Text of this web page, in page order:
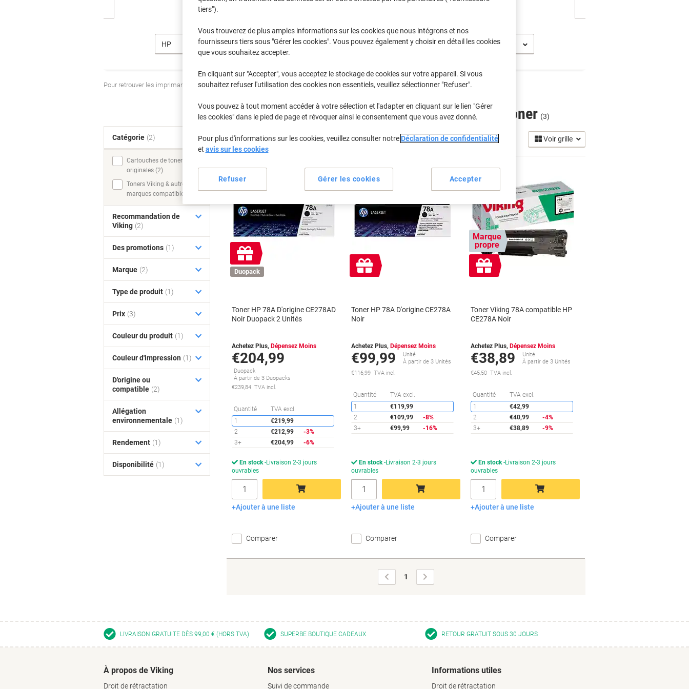
HP Laserjet Professional P HP Laserjet Professional P 1600
Pour retrouver les imprimantes listées et/ou les cartouches précédemment achetéesSe connecter
HP Laserjet Professional P 1600 Cartouches Toner (3)
Trier par : Voir grille
Cadeau
gratuit
Duopack
Toner HP 78A D'origine CE278AD
Noir Duopack 2 Unités
Achetez Plus, Dépensez Moins
€204,99
Duopack
À partir de 3 Duopacks
€239,84 TVA incl.
Quantité TVA excl.
Économies
1
€219,99
2
€212,99
-3%
3+
€204,99 -6%
En stock Livraison 2-3 jours
ouvrables
Quantité
Ajouter au panier
Ajouter à une liste
Comparer
Cadeau
gratuit
Toner HP 78A D'origine CE278A
Noir
Achetez Plus, Dépensez Moins
€99,99
Unité
À partir de 3 Unités
€116,99 TVA incl.
Quantité TVA excl.
Économies
1
€119,99
2
€109,99
-8%
3+
€99,99 -16%
En stock Livraison 2-3 jours
ouvrables
Quantité
Ajouter au panier
Ajouter à une liste
Comparer
Marque
propre
Cadeau
gratuit
Toner Viking 78A compatible HP
CE278A Noir
Achetez Plus, Dépensez Moins
€38,89
Unité
À partir de 3 Unités
€45,50 TVA incl.
Quantité TVA excl.
1
€42,99
2
€40,99
-4%
3+
€38,89 -9%
En stock Livraison 2-3 jours
ouvrables
Quantité
Ajouter au panier
Ajouter à une liste
Comparer
Page
précédente
1
suivante
Catégorie (2)
Cartouches de toner
originales (2)
Toners Viking & autres
marques compatibles (1)
Recommandation de
Viking (2)
Des promotions (1)
Marque (2)
Type de produit (1)
Prix (3)
Couleur du produit (1)
Couleur d'impression (1)
D'origine ou
compatible (2)
Allégation
environnementale (1)
Rendement (1)
Disponibilité (1)
LIVRAISON GRATUITE DÈS 99,00 € (HORS TVA) SUPERBE BOUTIQUE CADEAUX RETOUR GRATUIT SOUS 30 JOURS
À propos de Viking
Droit de rétractation
Nos services
Suivi de commande
Informations utiles
Droit de rétractation
tiers").
Vous trouverez de plus amples informations sur les cookies que nous intégrons et nos
fournisseurs tiers sous "Gérer les cookies". Vous pouvez également y choisir en détail les cookies
que vous souhaitez accepter.
En cliquant sur "Accepter", vous acceptez le stockage de cookies sur votre appareil. Si vous
souhaitez refuser l'utilisation des cookies non essentiels, veuillez sélectionner "Refuser".
Vous pouvez à tout moment accéder à votre sélection et l'adapter en cliquant sur le lien "Gérer
les cookies" dans le pied de page et révoquer ainsi le consentement que vous avez donné.
Pour plus d'informations sur les cookies, veuillez consulter notre Déclaration de confidentialité
et avis sur les cookies
Gérer les cookies
Refuser Accepter